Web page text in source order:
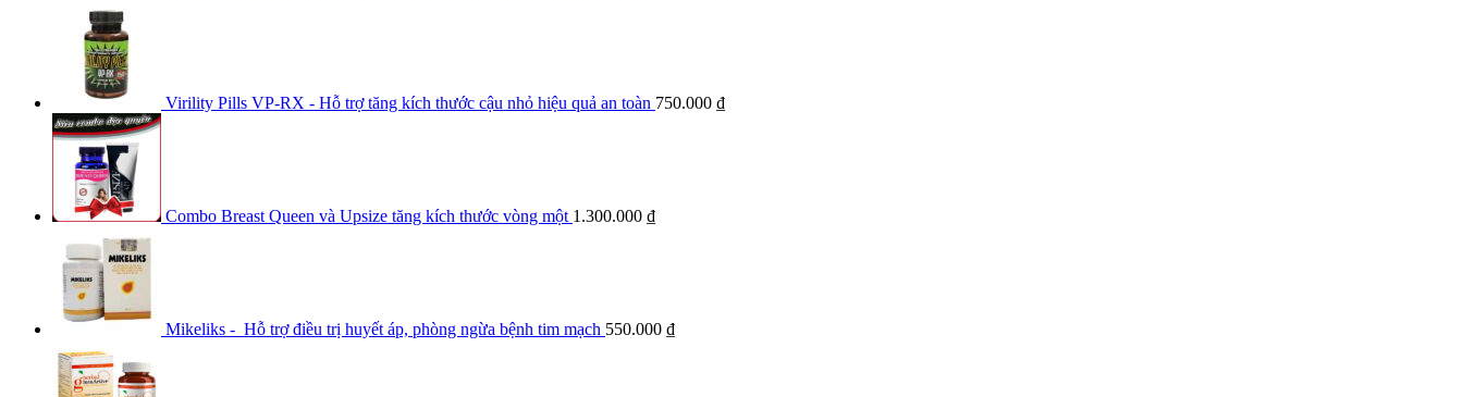
Virility Pills VP-RX - Hỗ trợ tăng kích thước cậu nhỏ hiệu quả an toàn 750.000 ₫
Combo Breast Queen và Upsize tăng kích thước vòng một 1.300.000 ₫
Mikeliks - Hỗ trợ điều trị huyết áp, phòng ngừa bệnh tim mạch 550.000 ₫